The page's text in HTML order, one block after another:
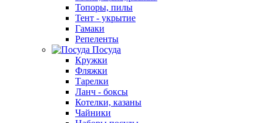
Топоры, пилы
Тент - укрытие
Гамаки
Репеленты
Посуда
Кружки
Фляжки
Тарелки
Ланч - боксы
Котелки, казаны
Чайники